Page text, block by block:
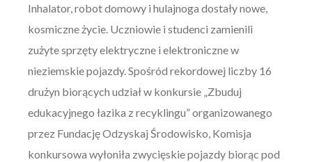
Inhalator, robot domowy i hulajnoga dostały nowe,
kosmiczne życie. Uczniowie i studenci zamienili
zużyte sprzęty elektryczne i elektroniczne w
nieziemskie pojazdy. Spośród rekordowej liczby 16
drużyn biorących udział w konkursie „Zbuduj
edukacyjnego łazika z recyklingu” organizowanego
przez Fundację Odzyskaj Środowisko, Komisja
konkursowa wyłoniła zwycięskie pojazdy biorąc pod